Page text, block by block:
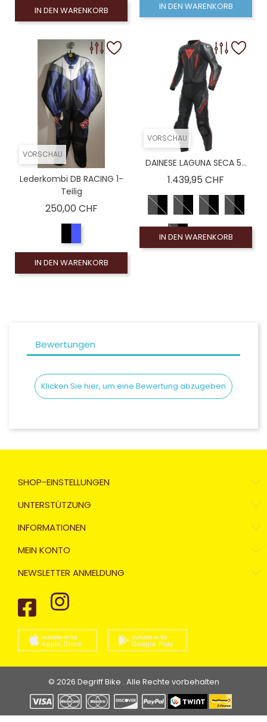
IN DEN WARENKORB IN DEN WARENKORB
VORSCHAU
Lederkombi DB RACING 1-
Teilig
250,00 CHFPreis
IN DEN WARENKORB
VORSCHAU
DAINESE LAGUNA SECA 5...
1.439,95 CHF
IN DEN WARENKORB
Bewertungen
Klicken Sie hier, um eine Bewertung abzugeben
SHOP-EINSTELLUNGEN
UNTERSTÜTZUNG
INFORMATIONEN
MEIN KONTO
NEWSLETTER ANMELDUNG
© 2026 Degriff Bike . Alle Rechte vorbehalten